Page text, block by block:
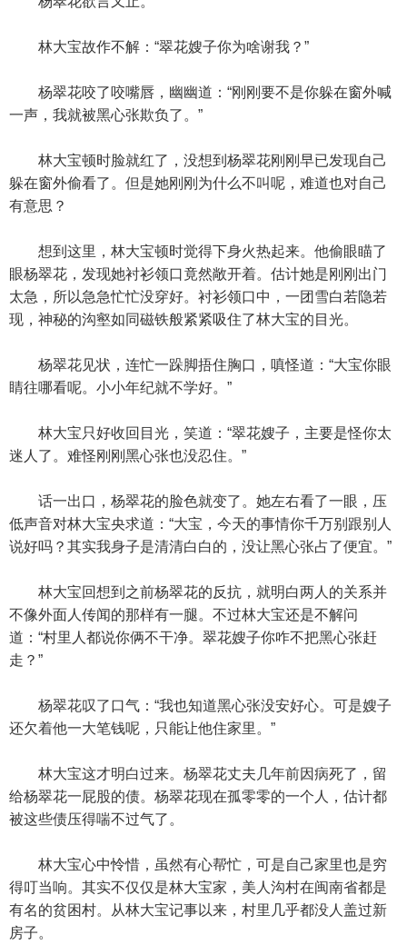
林大宝故作不解：“翠花嫂子你为啥谢我？”
杨翠花咬了咬嘴唇，幽幽道：“刚刚要不是你躲在窗外喊
一声，我就被黑心张欺负了。”
林大宝顿时脸就红了，没想到杨翠花刚刚早已发现自己
躲在窗外偷看了。但是她刚刚为什么不叫呢，难道也对自己
有意思？
想到这里，林大宝顿时觉得下身火热起来。他偷眼瞄了
眼杨翠花，发现她衬衫领口竟然敞开着。估计她是刚刚出门
太急，所以急急忙忙没穿好。衬衫领口中，一团雪白若隐若
现，神秘的沟壑如同磁铁般紧紧吸住了林大宝的目光。
杨翠花见状，连忙一跺脚捂住胸口，嗔怪道：“大宝你眼
睛往哪看呢。小小年纪就不学好。”
林大宝只好收回目光，笑道：“翠花嫂子，主要是怪你太
迷人了。难怪刚刚黑心张也没忍住。”
话一出口，杨翠花的脸色就变了。她左右看了一眼，压
低声音对林大宝央求道：“大宝，今天的事情你千万别跟别人
说好吗？其实我身子是清清白白的，没让黑心张占了便宜。”
林大宝回想到之前杨翠花的反抗，就明白两人的关系并
不像外面人传闻的那样有一腿。不过林大宝还是不解问
道：“村里人都说你俩不干净。翠花嫂子你咋不把黑心张赶
走？”
杨翠花叹了口气：“我也知道黑心张没安好心。可是嫂子
还欠着他一大笔钱呢，只能让他住家里。”
林大宝这才明白过来。杨翠花丈夫几年前因病死了，留
给杨翠花一屁股的债。杨翠花现在孤零零的一个人，估计都
被这些债压得喘不过气了。
林大宝心中怜惜，虽然有心帮忙，可是自己家里也是穷
得叮当响。其实不仅仅是林大宝家，美人沟村在闽南省都是
有名的贫困村。从林大宝记事以来，村里几乎都没人盖过新
房子。